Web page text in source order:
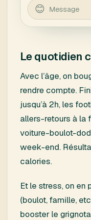
Le quotidien
Avec l’âge, on
rendre compte.
jusqu’à 2h, les
allers-retours à la
voiture-boulot-
week-end.
calories.
Et le stress, on en
(boulot, famille,
booster le